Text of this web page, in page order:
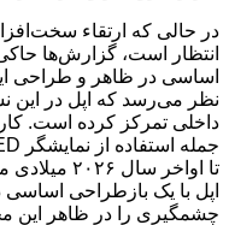
در حالی که ارتقاء
انتظار است، گزارش‌ها
اساسی در ظاهر و طراحی
نظر می‌رسد که اپل در این
داخلی تمرکز کرده است.
تا اواخر
اپل با یک بازطراحی
چشمگیری را در ظاهر این